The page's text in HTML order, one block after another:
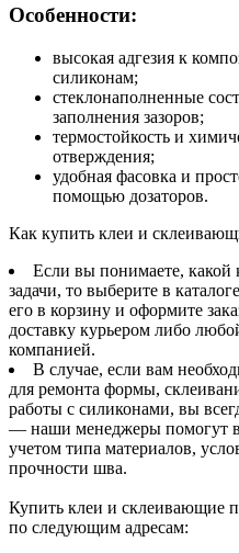
Особенности:
высокая адгезия к
силиконам;
стеклонаполненные
заполнения зазоров;
термостойкость и
отверждения;
удобная фасовка и
помощью дозаторов.
Как купить клеи и
Если вы понимаете, какой
задачи, то выберите в
его в корзину и оформите
доставку курьером либо
компанией.
В случае, если вам
для ремонта формы,
работы с силиконами, вы
— наши менеджеры помогут
учетом типа материалов,
прочности шва.
Купить клеи и склеивающие
по следующим адресам: